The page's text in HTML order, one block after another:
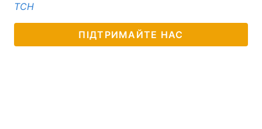
Послуги
ТСН
ПІДТРИМАЙТЕ НАС